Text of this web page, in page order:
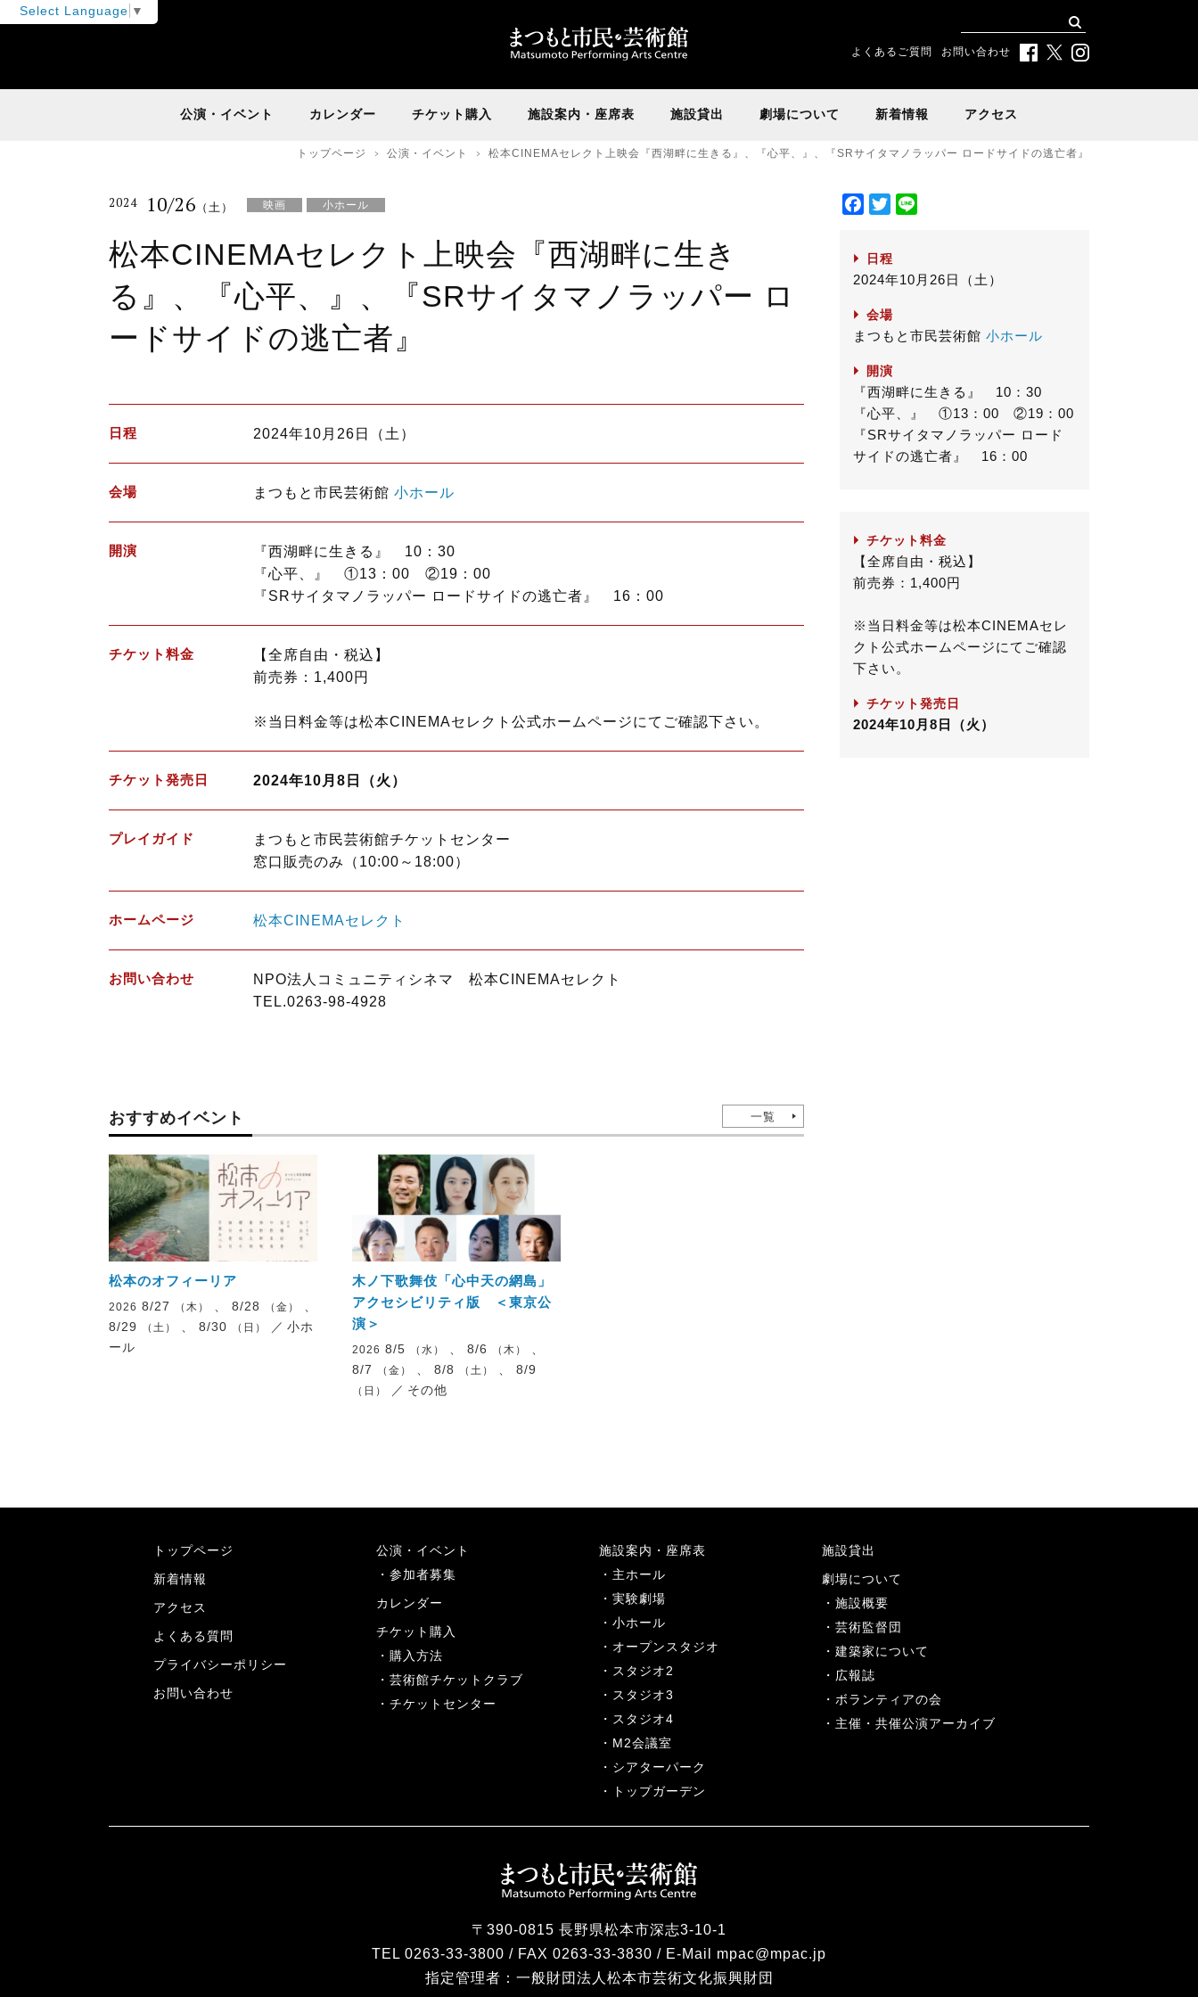
Select Language ▼
よくあるご質問 お問い合わせ
公演・イベント カレンダー チケット購入 施設案内・座席表 施設貸出 劇場について 新着情報 アクセス
トップページ 公演・イベント 松本CINEMAセレクト上映会『西湖畔に生きる』、『心平、』、『SRサイタマノラッパー ロードサイドの逃亡者』
2024 10/26 （土） 映画 小ホール
松本CINEMAセレクト上映会『西湖畔に生き
る』、『心平、』、『SRサイタマノラッパー ロ
ードサイドの逃亡者』
日程 2024年10月26日（土）
会場 まつもと市民芸術館 小ホール
開演
『西湖畔に生きる』 10：30
『心平、』 ①13：00 ②19：00
『SRサイタマノラッパー ロードサイドの逃亡者』 16：00
チケット料金
【全席自由・税込】
前売券：1,400円
※当日料金等は松本CINEMAセレクト公式ホームページにてご確認下さい。
チケット発売日 2024年10月8日（火）
プレイガイド
まつもと市民芸術館チケットセンター
窓口販売のみ（10:00～18:00）
ホームページ 松本CINEMAセレクト
お問い合わせ
NPO法人コミュニティシネマ 松本CINEMAセレクト
TEL.0263-98-4928
おすすめイベント 一覧
松本のオフィーリア
2026 8/27 （木） 、 8/28 （金）
8/29
（土） 、 8/30 （日） ／ 小ホ
ール
木ノ下歌舞伎「心中天の網島」
アクセシビリティ版 ＜東京公
演＞
2026 8/5 （水） 、 8/6 （木）
8/7
（金） 、 8/8 （土） 、 8/9
（日） ／ その他
F
e
b
o
o
T
t
t
e
日程
2024年10月26日（土）
会場
まつもと市民芸術館 小ホール
開演
『西湖畔に生きる』 10：30
『心平、』 ①13：00 ②19：00
『SRサイタマノラッパー ロード
サイドの逃亡者』 16：00
チケット料金
【全席自由・税込】
前売券：1,400円
※当日料金等は松本CINEMAセレ
クト公式ホームページにてご確認
下さい。
チケット発売日
2024年10月8日（火）
トップページ
新着情報
アクセス
よくある質問
プライバシーポリシー
お問い合わせ
公演・イベント
参加者募集
カレンダー
チケット購入
購入方法
芸術館チケットクラブ
チケットセンター
施設案内・座席表
主ホール
実験劇場
小ホール
オープンスタジオ
スタジオ2
スタジオ3
スタジオ4
M2会議室
シアターパーク
トップガーデン
施設貸出
劇場について
施設概要
芸術監督団
建築家について
広報誌
ボランティアの会
主催・共催公演アーカイブ
〒390-0815 長野県松本市深志3-10-1
TEL 0263-33-3800 / FAX 0263-33-3830 / E-Mail mpac@mpac.jp
指定管理者： 一般財団法人松本市芸術文化振興財団